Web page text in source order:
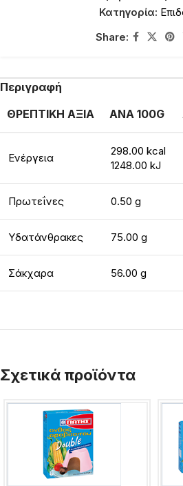
Κατηγορία:
Share:
Περιγραφή
ΘΡΕΠΤΙΚΗ ΑΞΙΑ
ΑΝΑ 100G
Ενέργεια
298.00 kcal
1248.00 kJ
Πρωτεΐνες 0.50 g
Υδατάνθρακες 75.00 g
Σάκχαρα 56.00 g
Σχετικά προϊόντα